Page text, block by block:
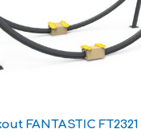
FANTASTIC FT2321